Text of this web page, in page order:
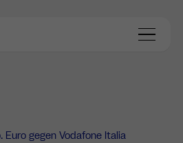
Euro gegen Vodafone Italia